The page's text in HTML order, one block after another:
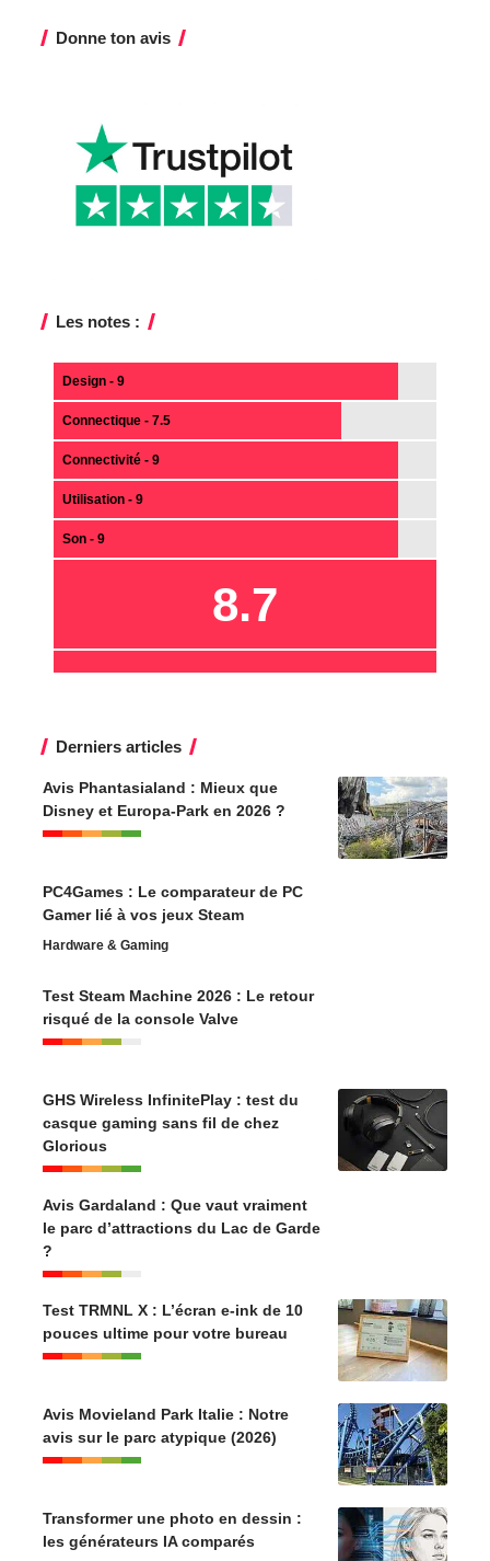
Donne ton avis
Les notes :
Design - 9
Connectique - 7.5
Connectivité - 9
Utilisation - 9
Son - 9
8.7
Derniers articles
Avis Phantasialand : Mieux que
Disney et Europa-Park en 2026 ?
PC4Games : Le comparateur de PC
Gamer lié à vos jeux Steam
Hardware & Gaming
Test Steam Machine 2026 : Le retour
risqué de la console Valve
GHS Wireless InfinitePlay : test du
casque gaming sans fil de chez
Glorious
Avis Gardaland : Que vaut vraiment
le parc d’attractions du Lac de Garde
?
Test TRMNL X : L’écran e-ink de 10
pouces ultime pour votre bureau
Avis Movieland Park Italie : Notre
avis sur le parc atypique (2026)
Transformer une photo en dessin :
les générateurs IA comparés